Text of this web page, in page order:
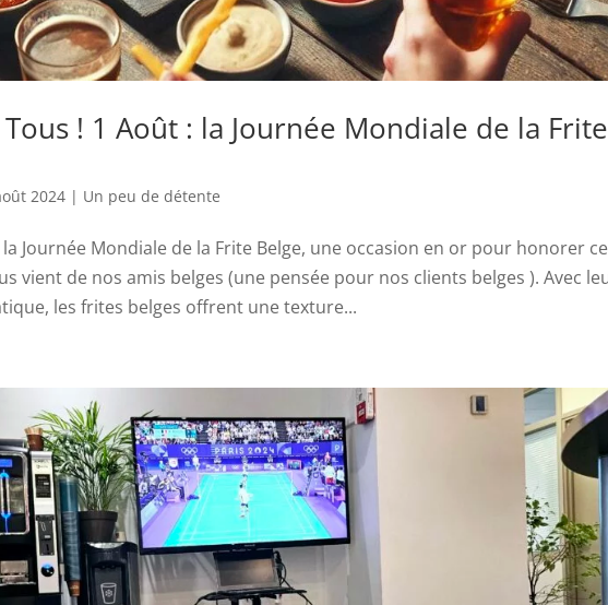
! 1 Août : la Journée Mondiale de la Frite
2024 | Un peu de détente
Journée Mondiale de la Frite Belge, une occasion en or pour honorer ce
vient de nos amis belges (une pensée pour nos clients belges ). Avec
les frites belges offrent une texture...